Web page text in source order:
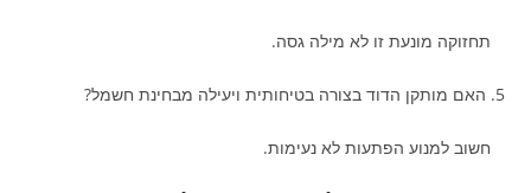
תחזוקה מונעת זו לא מילה גסה.
5. האם מותקן הדוד בצורה בטיחותית ויעילה מבחינת חשמל?
חשוב למנוע הפתעות לא נעימות.